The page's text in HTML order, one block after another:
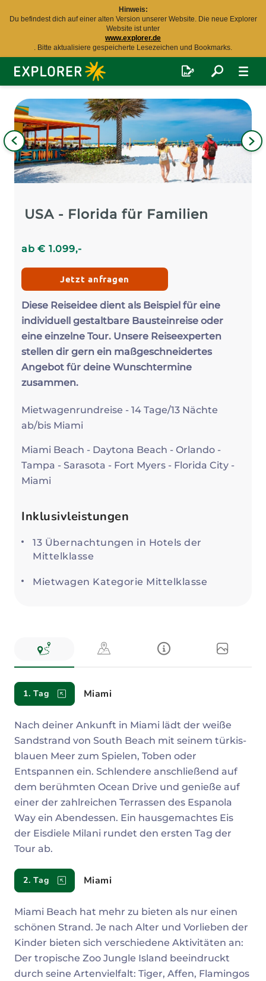
Hinweis:
Du befindest dich auf einer alten Version unserer Website. Die neue Explorer
Website ist unter
www.explorer.de
. Bitte aktualisiere gespeicherte Lesezeichen und Bookmarks.
Explorer
Fernreisen
USA - Florida für Familien
ab€ 1.099,-
Jetzt anfragen
Diese Reiseidee dient als Beispiel für eine
individuell gestaltbare Bausteinreise oder
eine einzelne Tour. Unsere Reiseexperten
stellen dir gern ein maßgeschneidertes
Angebot für deine Wunschtermine
zusammen.
Mietwagenrundreise - 14 Tage/13 Nächte
ab/bis Miami
Miami Beach - Daytona Beach - Orlando -
Tampa - Sarasota - Fort Myers - Florida City -
Miami
Inklusivleistungen
13 Übernachtungen in Hotels der
Mittelklasse
Mietwagen Kategorie Mittelklasse
Reiseverlauf
1. Tag Miami
Nach deiner Ankunft in Miami lädt der weiße
Sandstrand von South Beach mit seinem türkis-
blauen Meer zum Spielen, Toben oder
Entspannen ein. Schlendere anschließend auf
dem berühmten Ocean Drive und genieße auf
einer der zahlreichen Terrassen des Espanola
Way ein Abendessen. Ein hausgemachtes Eis
der Eisdiele Milani rundet den ersten Tag der
Tour ab.
2. Tag Miami
Miami Beach hat mehr zu bieten als nur einen
schönen Strand. Je nach Alter und Vorlieben der
Kinder bieten sich verschiedene Aktivitäten an:
Der tropische Zoo Jungle Island beeindruckt
durch seine Artenvielfalt: Tiger, Affen, Flamingos